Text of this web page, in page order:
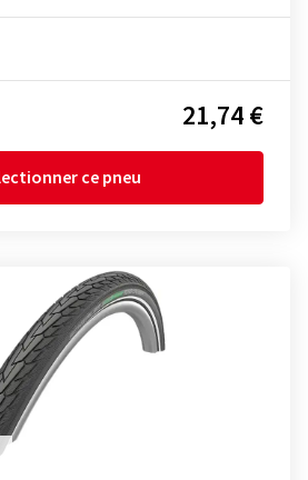
21,74 €
ce pneu